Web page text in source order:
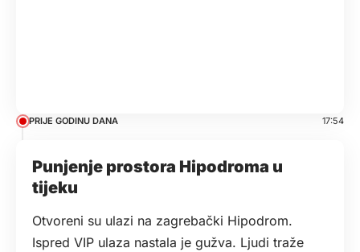
PRIJE GODINU DANA 17:54
Punjenje prostora Hipodroma u
tijeku
Otvoreni su ulazi na zagrebački Hipodrom.
Ispred VIP ulaza nastala je gužva. Ljudi traže